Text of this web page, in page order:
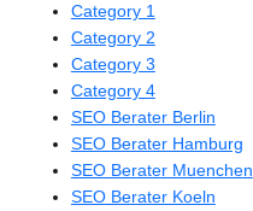
Category 1
Category 2
Category 3
Category 4
SEO Berater Berlin
SEO Berater Hamburg
SEO Berater Muenchen
SEO Berater Koeln